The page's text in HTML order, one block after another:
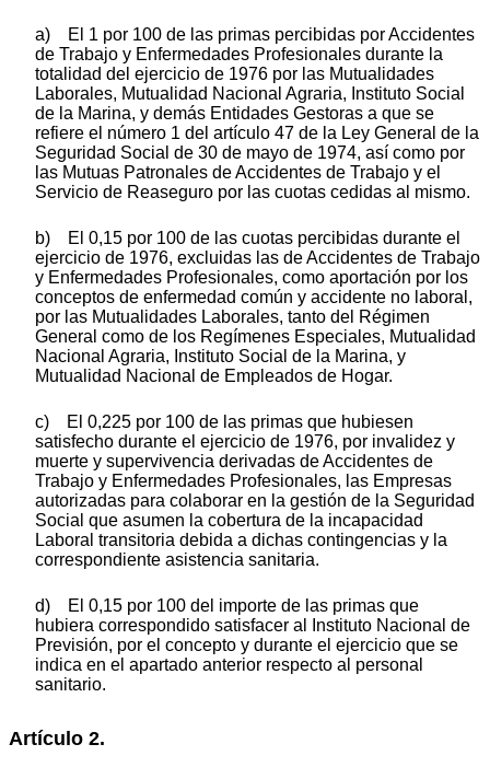
a) El 1 por 100 de las primas percibidas por Accidentes
de Trabajo y Enfermedades Profesionales durante la
totalidad del ejercicio de 1976 por las Mutualidades
Laborales, Mutualidad Nacional Agraria, Instituto Social
de la Marina, y demás Entidades Gestoras a que se
refiere el número 1 del artículo 47 de la Ley General de la
Seguridad Social de 30 de mayo de 1974, así como por
las Mutuas Patronales de Accidentes de Trabajo y el
Servicio de Reaseguro por las cuotas cedidas al mismo.
b) El 0,15 por 100 de las cuotas percibidas durante el
ejercicio de 1976, excluidas las de Accidentes de Trabajo
y Enfermedades Profesionales, como aportación por los
conceptos de enfermedad común y accidente no laboral,
por las Mutualidades Laborales, tanto del Régimen
General como de los Regímenes Especiales, Mutualidad
Nacional Agraria, Instituto Social de la Marina, y
Mutualidad Nacional de Empleados de Hogar.
c) El 0,225 por 100 de las primas que hubiesen
satisfecho durante el ejercicio de 1976, por invalidez y
muerte y supervivencia derivadas de Accidentes de
Trabajo y Enfermedades Profesionales, las Empresas
autorizadas para colaborar en la gestión de la Seguridad
Social que asumen la cobertura de la incapacidad
Laboral transitoria debida a dichas contingencias y la
correspondiente asistencia sanitaria.
d) El 0,15 por 100 del importe de las primas que
hubiera correspondido satisfacer al Instituto Nacional de
Previsión, por el concepto y durante el ejercicio que se
indica en el apartado anterior respecto al personal
sanitario.
Artículo 2.